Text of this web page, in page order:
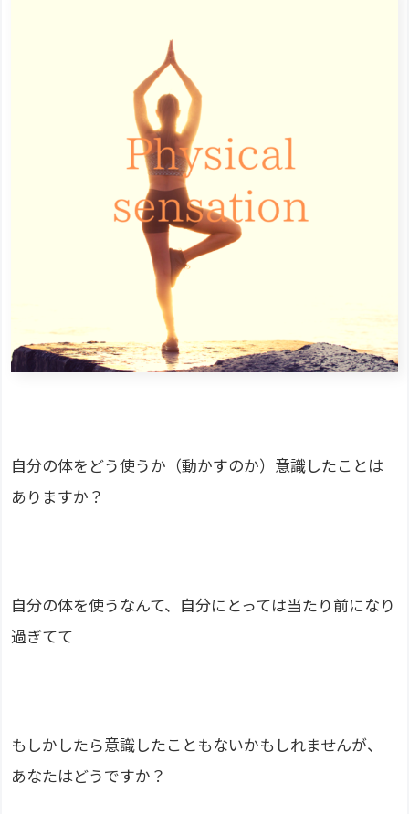
自分の体をどう使うか（動かすのか）意識したことは
ありますか？
自分の体を使うなんて、自分にとっては当たり前になり
過ぎてて
もしかしたら意識したこともないかもしれませんが、
あなたはどうですか？